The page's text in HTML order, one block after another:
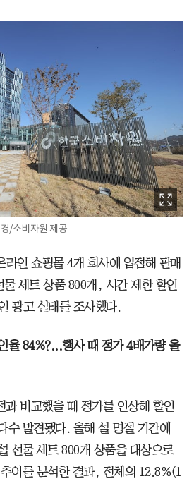
/소비자원 제공
라인 쇼핑몰 4개 회사에 입점해 판매
세트 상품 800개, 시간 제한 할인
광고 실태를 조사했다.
율 84%?...행사 때 정가 4배가량 올
비교했을 때 정가를 인상해 할인
수 발견됐다. 올해 설 명절 기간에
선물 세트 800개 상품을 대상으로
이를 분석한 결과, 전체의 12.8%(1